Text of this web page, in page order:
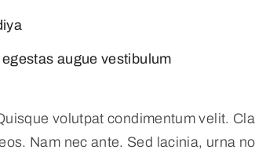
augue vestibulum
volutpat condimentum velit.
Nam nec ante. Sed lacinia, urna